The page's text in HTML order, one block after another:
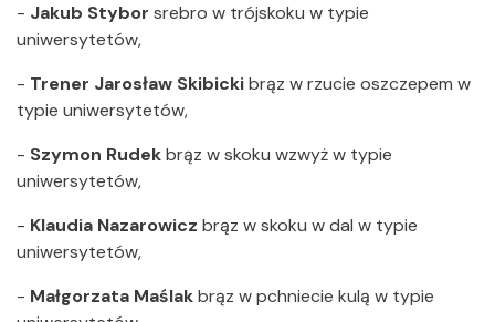
- Jakub Stybor srebro w trójskoku w typie
uniwersytetów,
- Trener Jarosław Skibickibrąz w rzucie oszczepem w
typie uniwersytetów,
- Szymon Rudekbrąz w skoku wzwyż w typie
uniwersytetów,
- Klaudia Nazarowicz brąz w skoku w dal w typie
uniwersytetów,
- Małgorzata Maślakbrąz w pchniecie kulą w typie